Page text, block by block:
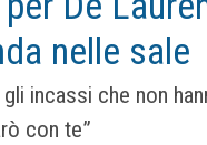
nelle sale
incassi che non
con te”